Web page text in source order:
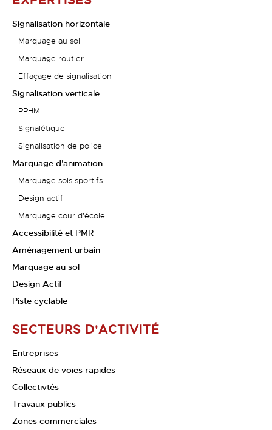
Signalisation horizontale
Marquage au sol
Marquage routier
Effaçage de signalisation
Signalisation verticale
PPHM
Signalétique
Signalisation de police
Marquage d'animation
Marquage sols sportifs
Design actif
Marquage cour d'école
Accessibilité et PMR
Aménagement urbain
Marquage au sol
Design Actif
Piste cyclable
SECTEURS D'ACTIVITÉ
Entreprises
Réseaux de voies rapides
Collectivtés
Travaux publics
Zones commerciales